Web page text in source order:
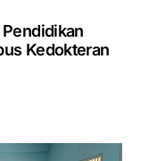
Kedokteran